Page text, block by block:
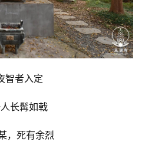
智者入定
长髯如戟
，死有余烈